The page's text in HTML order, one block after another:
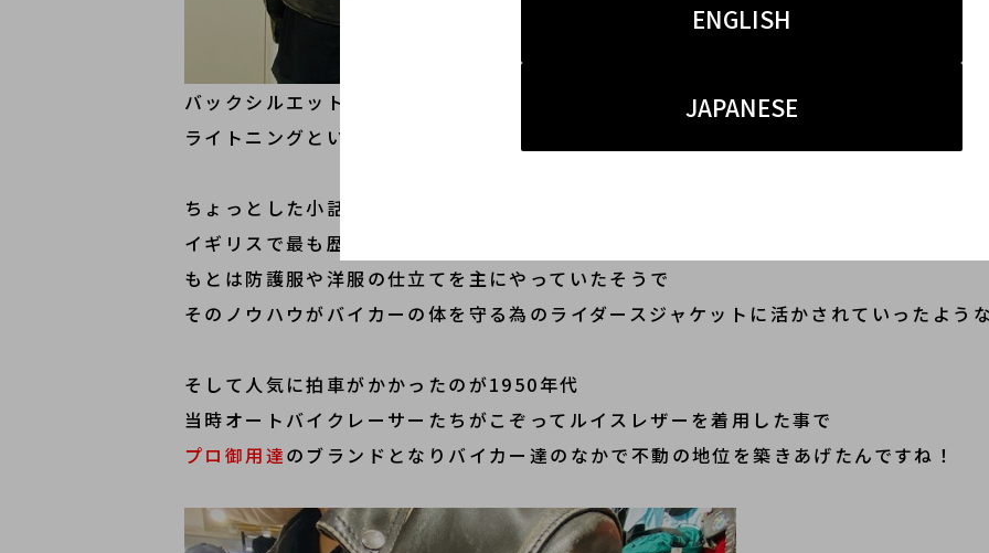
ENGLISH
JAPANESE
バックシルエットも抜群の
ライトニングというとルイスレザーのなかでも人気モデルの1つですよね♪
ちょっとした小話ですが
イギリスで最も歴史のあるモーターサイクルレザージャケットを手掛ける
もとは防護服や洋服の仕立てを主にやっていたそうで
そのノウハウがバイカーの体を守る為のライダースジャケットに活かされていったよう
そして人気に拍車がかかったのが1950年代
当時オートバイクレーサーたちがこぞってルイスレザーを着用した事で
プロ御用達のブランドとなりバイカー達のなかで不動の地位を築きあげたんですね！